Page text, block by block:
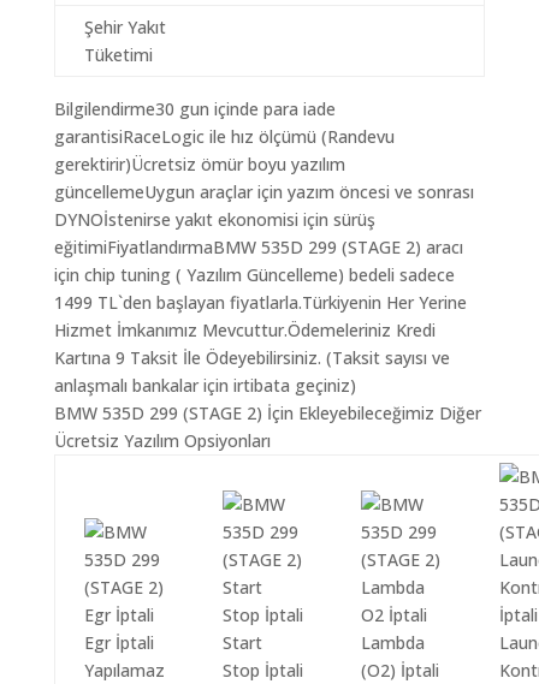
Şehir Yakıt
Tüketimi
Bilgilendirme30 gun içinde para iade
garantisiRaceLogic ile hız ölçümü (Randevu
gerektirir)Ücretsiz ömür boyu yazılım
güncellemeUygun araçlar için yazım öncesi ve sonrası
DYNOİstenirse yakıt ekonomisi için sürüş
eğitimiFiyatlandırmaBMW 535D 299 (STAGE 2) aracı
için chip tuning ( Yazılım Güncelleme) bedeli sadece
1499 TL`den başlayan fiyatlarla.Türkiyenin Her Yerine
Hizmet İmkanımız Mevcuttur.Ödemeleriniz Kredi
Kartına 9 Taksit İle Ödeyebilirsiniz. (Taksit sayısı ve
anlaşmalı bankalar için irtibata geçiniz)
BMW 535D 299 (STAGE 2) İçin Ekleyebileceğimiz Diğer
Ücretsiz Yazılım Opsiyonları
Egr İptali
Yapılamaz
Start
Stop İptali
Lambda
(O2) İptali